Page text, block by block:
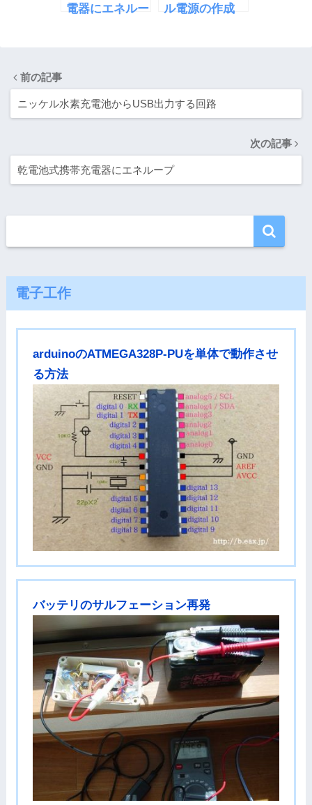
電器にエネルー
ル電源の作成
前の記事
ニッケル水素充電池からUSB出力する回路
次の記事
乾電池式携帯充電器にエネループ
電子工作
arduinoのATMEGA328P-PUを単体で動作させ
る方法
バッテリのサルフェーション再発